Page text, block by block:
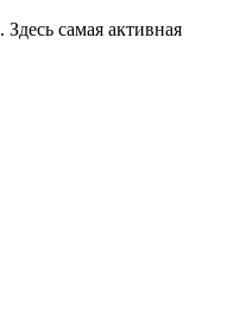
. Здесь самая активная